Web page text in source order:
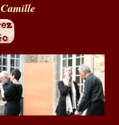
Camille